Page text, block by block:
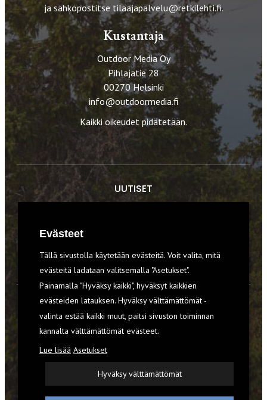
ja sähköpostitse tilaajapalvelu@retkilehti.fi.
Kustantaja
Outdoor Media Oy
Pihlajatie 28
00270 Helsinki
info@outdoormedia.fi
Kaikki oikeudet pidätetään.
UUTISET
VARUSTEET
TILAA RETKI-LEHTI
YHTEYSTIEDOT
REKISTERISELOSTE
EVÄSTEET
Evästeet
Tällä sivustolla käytetään evästeitä. Voit valita, mitä
evästeitä ladataan valitsemalla "Asetukset".
Painamalla "Hyväksy kaikki", hyväksyt kaikkien
evästeiden latauksen. Hyväksy välttämättömät -
valinta estää kaikki muut, paitsi sivuston toiminnan
kannalta välttämättömät evästeet.
Lue lisää Asetukset
Hyväksy välttämättömät